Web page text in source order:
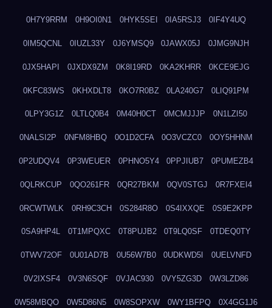
0H7Y9RRM 0H9OI0N1 0HYK5SEI 0IA5RSJ3 0IF4Y4UQ
0IM5QCNL 0IUZL33Y 0J6YMSQ9 0JAWX05J 0JMG9NJH
0JX5HAPI 0JXDX9ZM 0K8I19RD 0KA2KHRR 0KCE9EJG
0KFC83WS 0KHXDLT8 0KO7R0BZ 0LA240G7 0LIQ91PM
0LPY3G1Z 0LTLQ0B4 0M40H0CT 0MCMJJJP 0N1LZI50
0NALSI2P 0NFM8HBQ 0O1D2CFA 0O3VCZC0 0OY5HHNM
0P2UDQV4 0P3WEUER 0PHNO5Y4 0PPJIUB7 0PUMEZB4
0QLRKCUP 0QO261FR 0QR27BKM 0QV0STGJ 0R7FXEI4
0RCWTWLK 0RH9C3CH 0S284R8O 0S4IXXQE 0S9E2KPP
0SA9HP4L 0T1MPQXC 0T8PUJB2 0T9LQ0SF 0TDEQ0TY
0TWV72OF 0U01AD7B 0U56W7B0 0UDKWD5I 0UELVNFD
0V2IXSF4 0V3N6SQF 0VJAC930 0VY5ZG3D 0W3LZD86
0W58MBQO 0W5D86N5 0W8SOPXW 0WY1BFPQ 0X4GG1J6